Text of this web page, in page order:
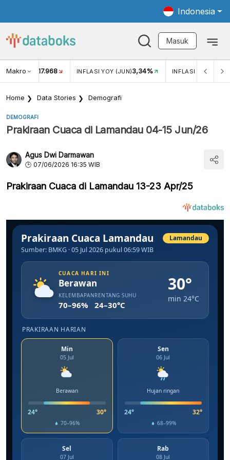
Indonesia
Masuk
Makro
USD/IDR 17.968 INFLASI YOY (JUN)3,34% INFLASI MOM
Home Data Stories Demografi
DEMOGRAFI
Prakiraan Cuaca di Lamandau 04-15 Jun/26
Agus Dwi Darmawan
07/06/2026 16:35 WIB
Prakiraan Cuaca di Lamandau 13-23 Apr/25